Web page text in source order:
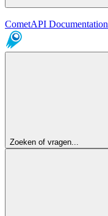
CometAPI Documentation
Zoeken of vragen...